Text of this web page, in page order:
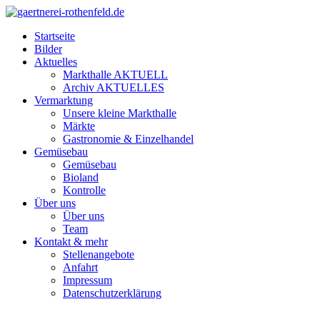
Startseite
Bilder
Aktuelles
Markthalle AKTUELL
Archiv AKTUELLES
Vermarktung
Unsere kleine Markthalle
Märkte
Gastronomie & Einzelhandel
Gemüsebau
Gemüsebau
Bioland
Kontrolle
Über uns
Über uns
Team
Kontakt & mehr
Stellenangebote
Anfahrt
Impressum
Datenschutzerklärung